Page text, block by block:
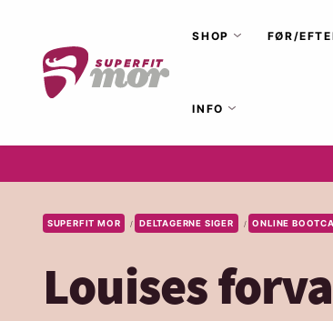
SHOP FØR/
INFO
SUPERFIT MOR / DELTAGERNE SIGER / ONLINE
Louises